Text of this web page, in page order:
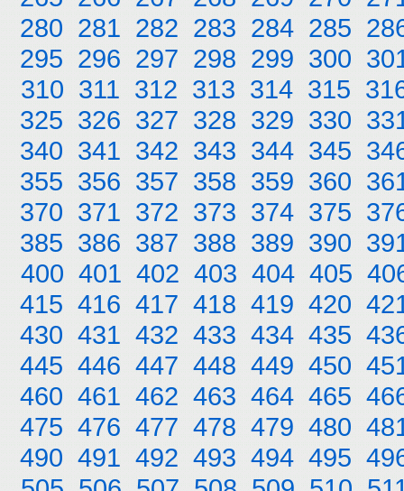
280 281 282 283 284 285
295 296 297 298 299 300
310 311 312 313 314 315
325 326 327 328 329 330
340 341 342 343 344 345
355 356 357 358 359 360
370 371 372 373 374 375
385 386 387 388 389 390
400 401 402 403 404 405
415 416 417 418 419 420
430 431 432 433 434 435
445 446 447 448 449 450
460 461 462 463 464 465
475 476 477 478 479 480
490 491 492 493 494 495